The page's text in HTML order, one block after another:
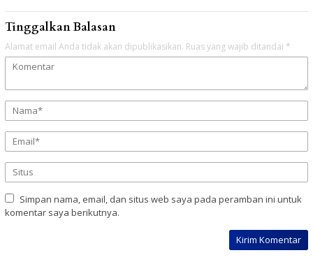
Tinggalkan Balasan
Alamat email Anda tidak akan dipublikasikan. Ruas yang wajib ditandai *
Simpan nama, email, dan situs web saya pada peramban ini untuk
komentar saya berikutnya.